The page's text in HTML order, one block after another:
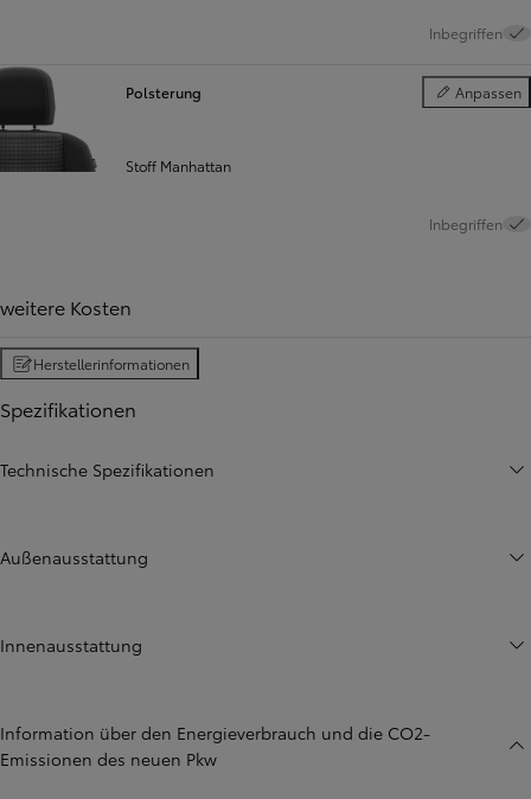
Inbegriffen
Polsterung Anpassen
Polsterung
Stoff Manhattan
Inbegriffen
weitere Kosten
Herstellerinformationen
Spezifikationen
Technische Spezifikationen
Außenausstattung
Innenausstattung
Information über den Energieverbrauch und die CO2-
Emissionen des neuen Pkw